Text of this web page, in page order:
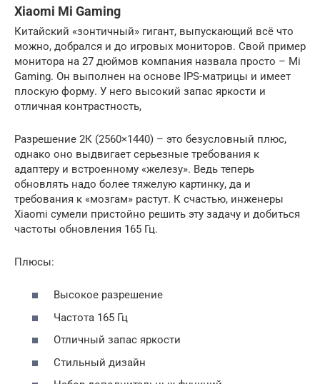
Xiaomi Mi Gaming
Китайский «зонтичный» гигант, выпускающий вcё что
можно, добрался и до игровых мониторов. Свой пример
монитора на 27 дюймов компания назвала просто – Mi
Gaming. Он выполнен на основе IPS-матрицы и имеет
плоскую форму. У него высокий запас яркости и
отличная контрастность,
Разрешение 2К (2560×1440) – это безусловный плюс,
однако оно выдвигает серьезные требования к
адаптеру и встроенному «железу». Ведь теперь
обновлять надо более тяжелую картинку, да и
требования к «мозгам» растут. К счастью, инженеры
Xiaomi сумели пристойно решить эту задачу и добиться
частоты обновления 165 Гц.
Плюсы:
Высокое разрешение
Частота 165 Гц
Отличный запас яркости
Стильный дизайн